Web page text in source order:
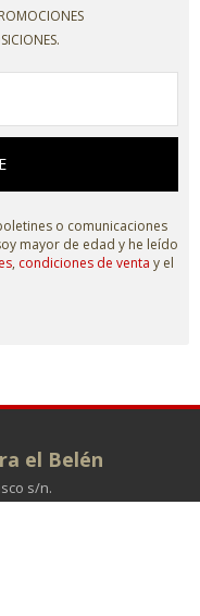
o comunicaciones
mayor de edad y he leído
, condiciones de venta y el
el Belén
s/n.